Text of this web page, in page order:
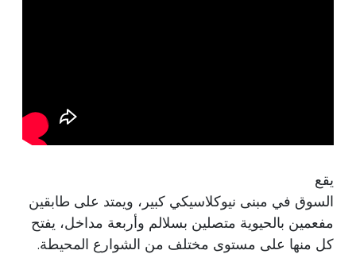
يقع
السوق في مبنى نيوكلاسيكي كبير، ويمتد على طابقين
مفعمين بالحيوية متصلين بسلالم وأربعة مداخل، يفتح
كل منها على مستوى مختلف من الشوارع المحيطة.